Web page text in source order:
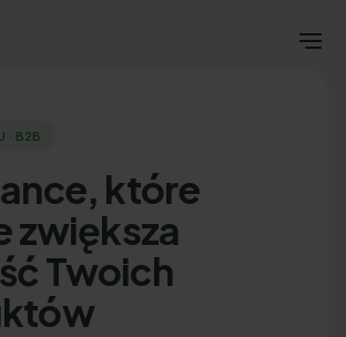
· B2B
które
zwiększa
Twoich